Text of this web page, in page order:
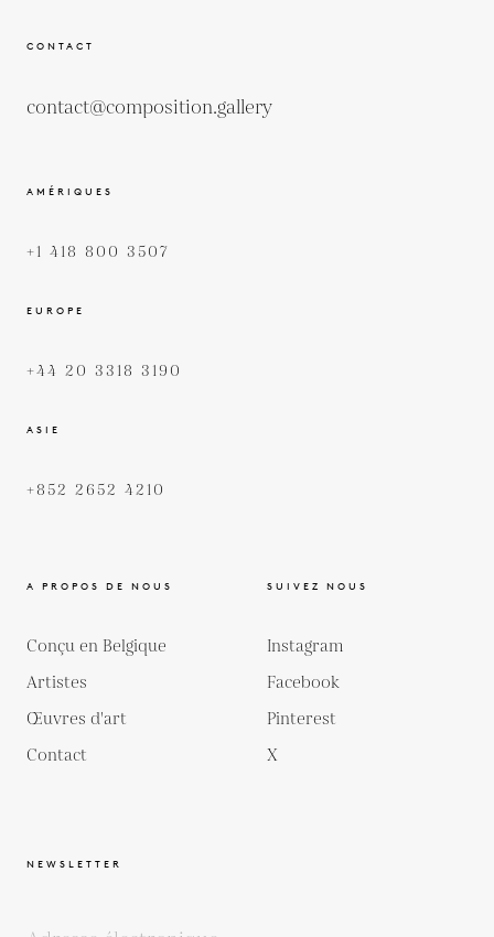
CONTACT
contact@composition.gallery
AMÉRIQUES
+1 418 800 3507
EUROPE
+44 20 3318 3190
ASIE
+852 2652 4210
A PROPOS DE NOUS
Conçu en Belgique
Artistes
Œuvres d'art
Contact
SUIVEZ NOUS
Instagram
Facebook
Pinterest
X
NEWSLETTER